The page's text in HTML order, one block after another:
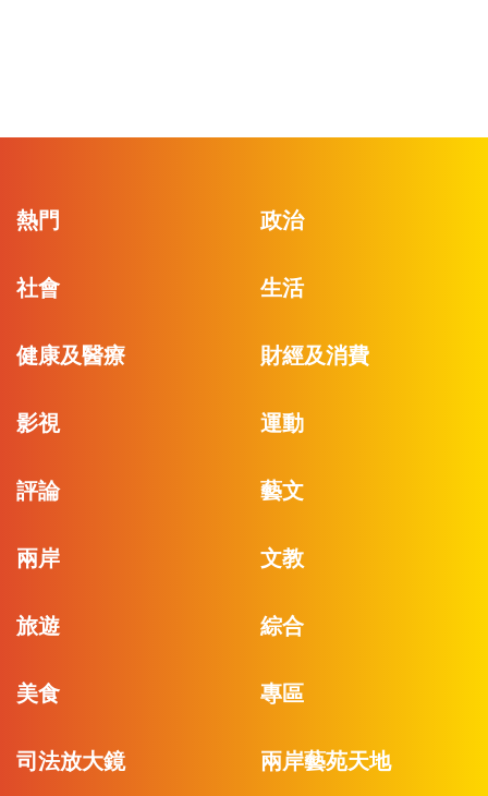
熱門 政治
社會 生活
健康及醫療 財經及消費
影視 運動
評論 藝文
兩岸 文教
旅遊 綜合
美食 專區
司法放大鏡 兩岸藝苑天地